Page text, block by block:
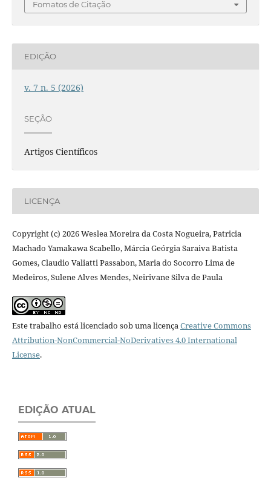
Fomatos de Citação
EDIÇÃO
v. 7 n. 5 (2026)
SEÇÃO
Artigos Científicos
LICENÇA
Copyright (c) 2026 Weslea Moreira da Costa Nogueira, Patricia
Machado Yamakawa Scabello, Márcia Geórgia Saraiva Batista
Gomes, Claudio Valiatti Passabon, Maria do Socorro Lima de
Medeiros, Sulene Alves Mendes, Neirivane Silva de Paula
Este trabalho está licenciado sob uma licençaCreative Commons
Attribution-NonCommercial-NoDerivatives 4.0 International
License.
EDIÇÃO ATUAL